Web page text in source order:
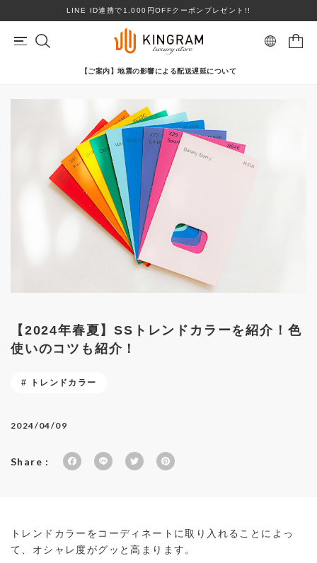
LINE ID連携で1,000円OFFクーポンプレゼント!!
リングサイズお直し対象 クーポン対象商品
心斎橋店在庫あり コンディションランクS
ロレックス
カテゴリを選ぶ
カートを見る
BRAND
PRICE DOWN
MEMBERS
【ご案内】地震の影響による配送遅延について
【2024年春夏】SSトレンドカラーを紹介！色
使いのコツも紹介！
トレンドカラー
2024/04/09
Share :
b
o
Li
r
e
st
トレンドカラーをコーディネートに取り入れることによっ
て、オシャレ度がグッと高まります。